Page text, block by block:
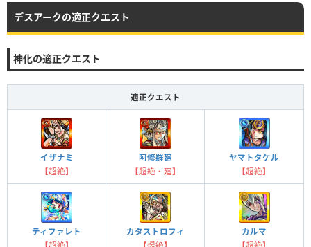
デスアークの適正クエスト
神化の適正クエスト
適正クエスト
イザナミ
【超絶】
阿修羅廻
【超絶・廻】
ヤマトタケル
【超絶】
ティファレト
カタストロフィ
カルマ